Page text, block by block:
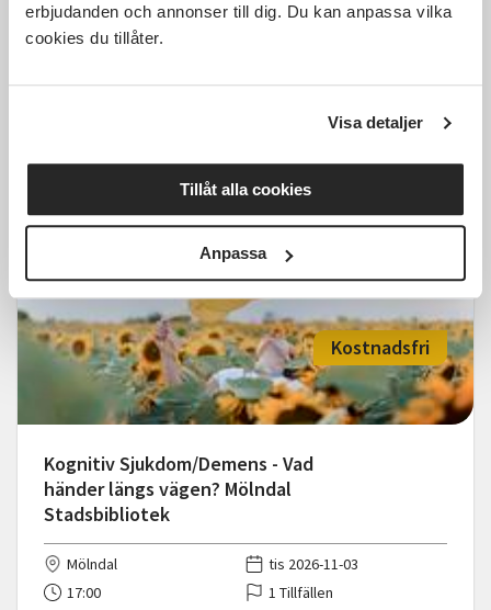
erbjudanden och annonser till dig. Du kan anpassa vilka
cookies du tillåter.
Visa detaljer
Tillåt alla cookies
Anpassa
Jungiansk drömanalys –
upptäck budskapen i dina
tis 2026-09-29
Läs mer och anmäl
Kognitiv Sjukdom/Demens - Vad
händer längs vägen? Mölndal
Stadsbibliotek
Kostnadsfri
Mölndal
tis 2026-11-03
17:00
1 Tillfällen